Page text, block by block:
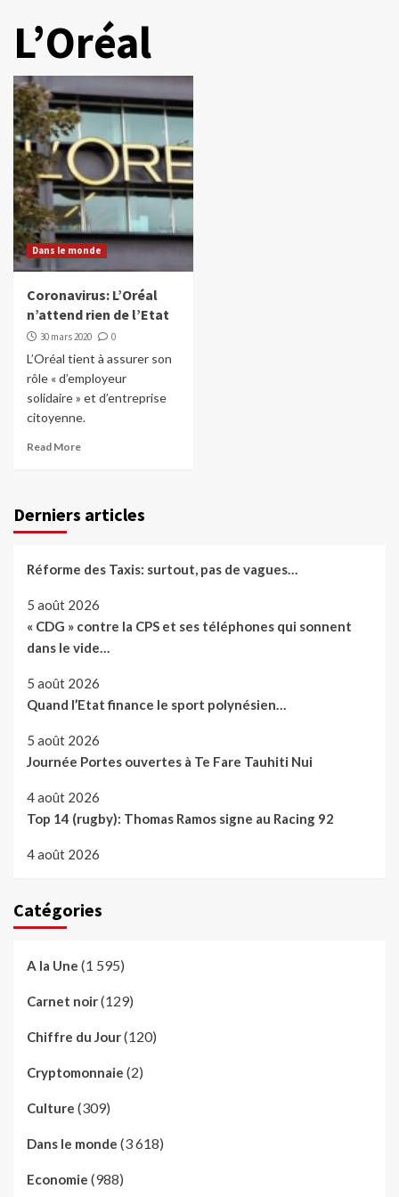
L’Oréal
Dans le monde
Coronavirus: L’Oréal
n’attend rien de l’Etat
30 mars 2020 0
L’Oréal tient à assurer son
rôle « d’employeur
solidaire » et d’entreprise
citoyenne.
Read More
Derniers articles
Réforme des Taxis: surtout, pas de vagues…
5 août 2026
« CDG » contre la CPS et ses téléphones qui sonnent
dans le vide…
5 août 2026
Quand l’Etat finance le sport polynésien…
5 août 2026
Journée Portes ouvertes à Te Fare Tauhiti Nui
4 août 2026
Top 14 (rugby): Thomas Ramos signe au Racing 92
4 août 2026
Catégories
A la Une (1 595)
Carnet noir(129)
Chiffre du Jour(120)
Cryptomonnaie (2)
Culture (309)
Dans le monde (3 618)
Economie (988)